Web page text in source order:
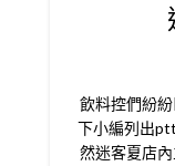
飲料控們紛
下小編列出
然迷客夏店